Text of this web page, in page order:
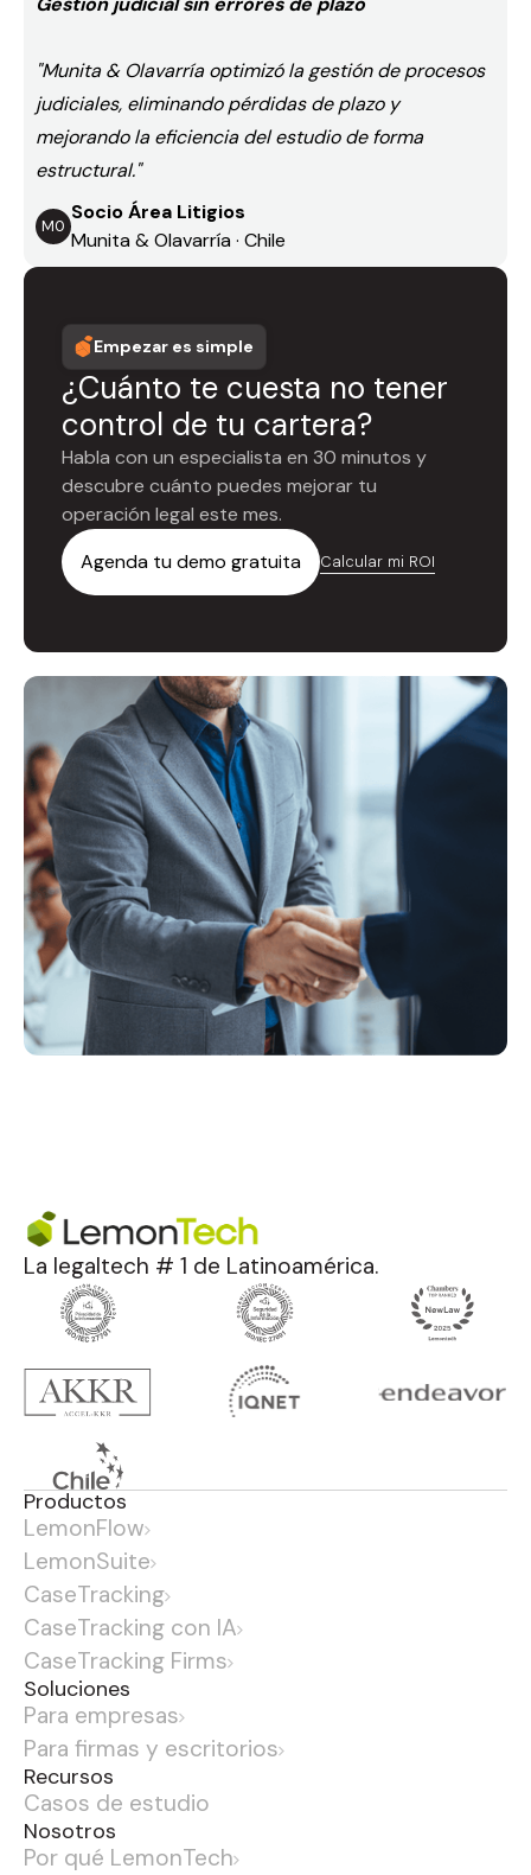
"Munita & Olavarría optimizó la gestión de procesos
judiciales, eliminando pérdidas de plazo y
mejorando la eficiencia del estudio de forma
estructural."
M0
Socio Área Litigios
Munita & Olavarría · Chile
Empezar es simple
¿Cuánto te cuesta no tener
control de tu cartera?
Habla con un especialista en 30 minutos y
descubre cuánto puedes mejorar tu
operación legal este mes.
Agenda tu demo gratuita
Calcular mi ROI
La legaltech # 1 de Latinoamérica.
Productos
LemonFlow
LemonSuite
CaseTracking
CaseTracking con IA
CaseTracking Firms
Soluciones
Para empresas
Para firmas y escritorios
Recursos
Casos de estudio
Nosotros
Por qué LemonTech